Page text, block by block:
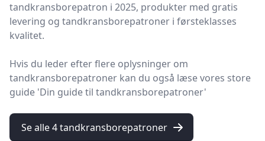
tandkransborepatron i 2025, produkter med gratis
levering og tandkransborepatroner i førsteklasses
kvalitet.
Hvis du leder efter flere oplysninger om
tandkransborepatroner kan du også læse vores store
guide 'Din guide til tandkransborepatroner'
Se alle 4 tandkransborepatroner